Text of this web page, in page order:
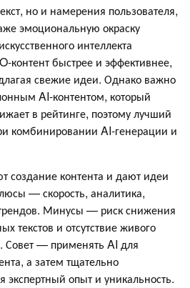
но и намерения пользователя,
эмоциональную окраску
интеллекта
контент быстрее и эффективнее,
свежие идеи. Однако важно
AI-контентом, который
в рейтинге, поэтому лучший
комбинировании AI-генерации и
создание контента и дают идеи
— скорость, аналитика,
Минусы — риск снижения
текстов и отсутствие живого
Совет — применять AI для
а затем тщательно
экспертный опыт и уникальность.